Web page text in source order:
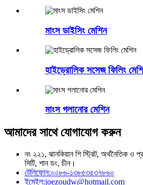
মাংস ডাইসিং মেশিন
হাইড্রোলিক সসেজ ফিলিং
মাংস গলানোর মেশিন
আমাদের সাথে যোগাযোগ করুন
নং ২২১, ঝানকিয়ান শি স্ট্রিট, অর্থনৈতিক
সিটি, শান ডং, চীন।
টেলিফোন:০০৮৬-১৩৮৫৩৫৩৭৮৬০
ইমেইল:joezoudw@hotmail.com